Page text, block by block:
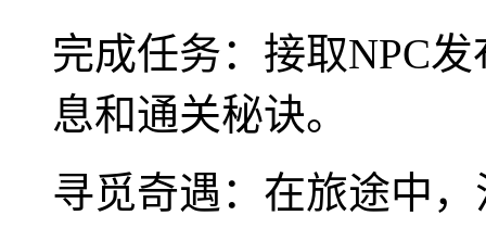
完成任务：接取NPC
息和通关秘诀。
寻觅奇遇：在旅途中